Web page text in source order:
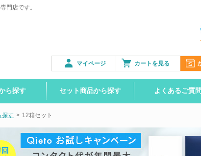
門店です。
カートを見る
マイページ
ら探す セット商品から探す よくあるご質問
探す > 12箱セット